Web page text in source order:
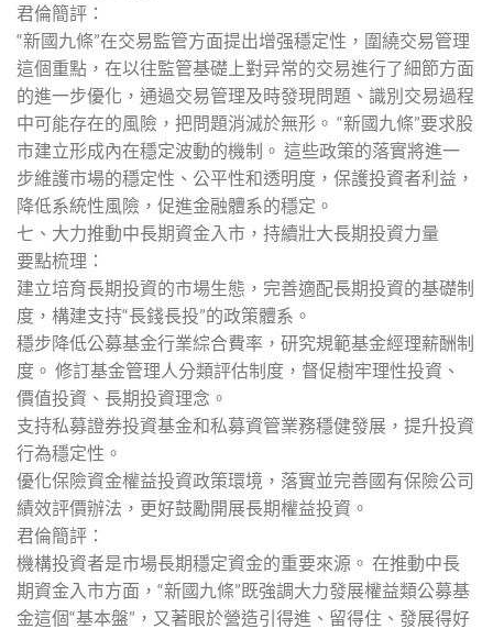
君倫簡評：
“新國九條”在交易監管方面提出增强穩定性，圍繞交易管理
這個重點，在以往監管基礎上對异常的交易進行了細節方面
的進一步優化，通過交易管理及時發現問題、識別交易過程
中可能存在的風險，把問題消滅於無形。 “新國九條”要求股
市建立形成內在穩定波動的機制。 這些政策的落實將進一
步維護市場的穩定性、公平性和透明度，保護投資者利益，
降低系統性風險，促進金融體系的穩定。
七、大力推動中長期資金入市，持續壯大長期投資力量
要點梳理：
建立培育長期投資的市場生態，完善適配長期投資的基礎制
度，構建支持“長錢長投”的政策體系。
穩步降低公募基金行業綜合費率，研究規範基金經理薪酬制
度。 修訂基金管理人分類評估制度，督促樹牢理性投資、
價值投資、長期投資理念。
支持私募證券投資基金和私募資管業務穩健發展，提升投資
行為穩定性。
優化保險資金權益投資政策環境，落實並完善國有保險公司
績效評價辦法，更好鼓勵開展長期權益投資。
君倫簡評：
機構投資者是市場長期穩定資金的重要來源。 在推動中長
期資金入市方面，“新國九條”既強調大力發展權益類公募基
金這個“基本盤”，又著眼於營造引得進、留得住、發展得好